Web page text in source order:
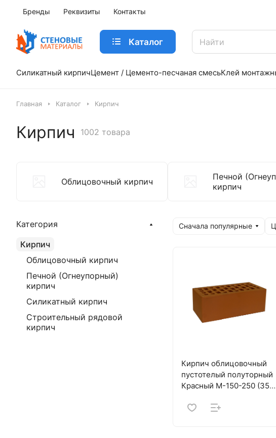
Бренды Реквизиты Контакты
Каталог
Силикатный кирпичЦемент / Цементо-песчаная смесьКлей
Главная Каталог Кирпич
Кирпич 1002 товара
Облицовочный кирпич
Печной
кирпич
Сначала популярные
Кирпич облицовочный
пустотелый полуторный
Красный M-150-250 (352)
Категория
Кирпич
Облицовочный кирпич
Печной (Огнеупорный)
кирпич
Силикатный кирпич
Строительный рядовой
кирпич